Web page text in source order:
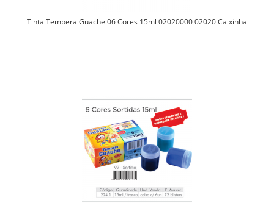
Tinta Tempera Guache 06 Cores 15ml 02020000 02020 Caixinha